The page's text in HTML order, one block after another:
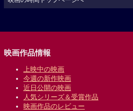
映画作品情報
上映中の映画
今週の新作映画
近日公開の映画
人気シリーズ＆受賞作品
映画作品のレビュー